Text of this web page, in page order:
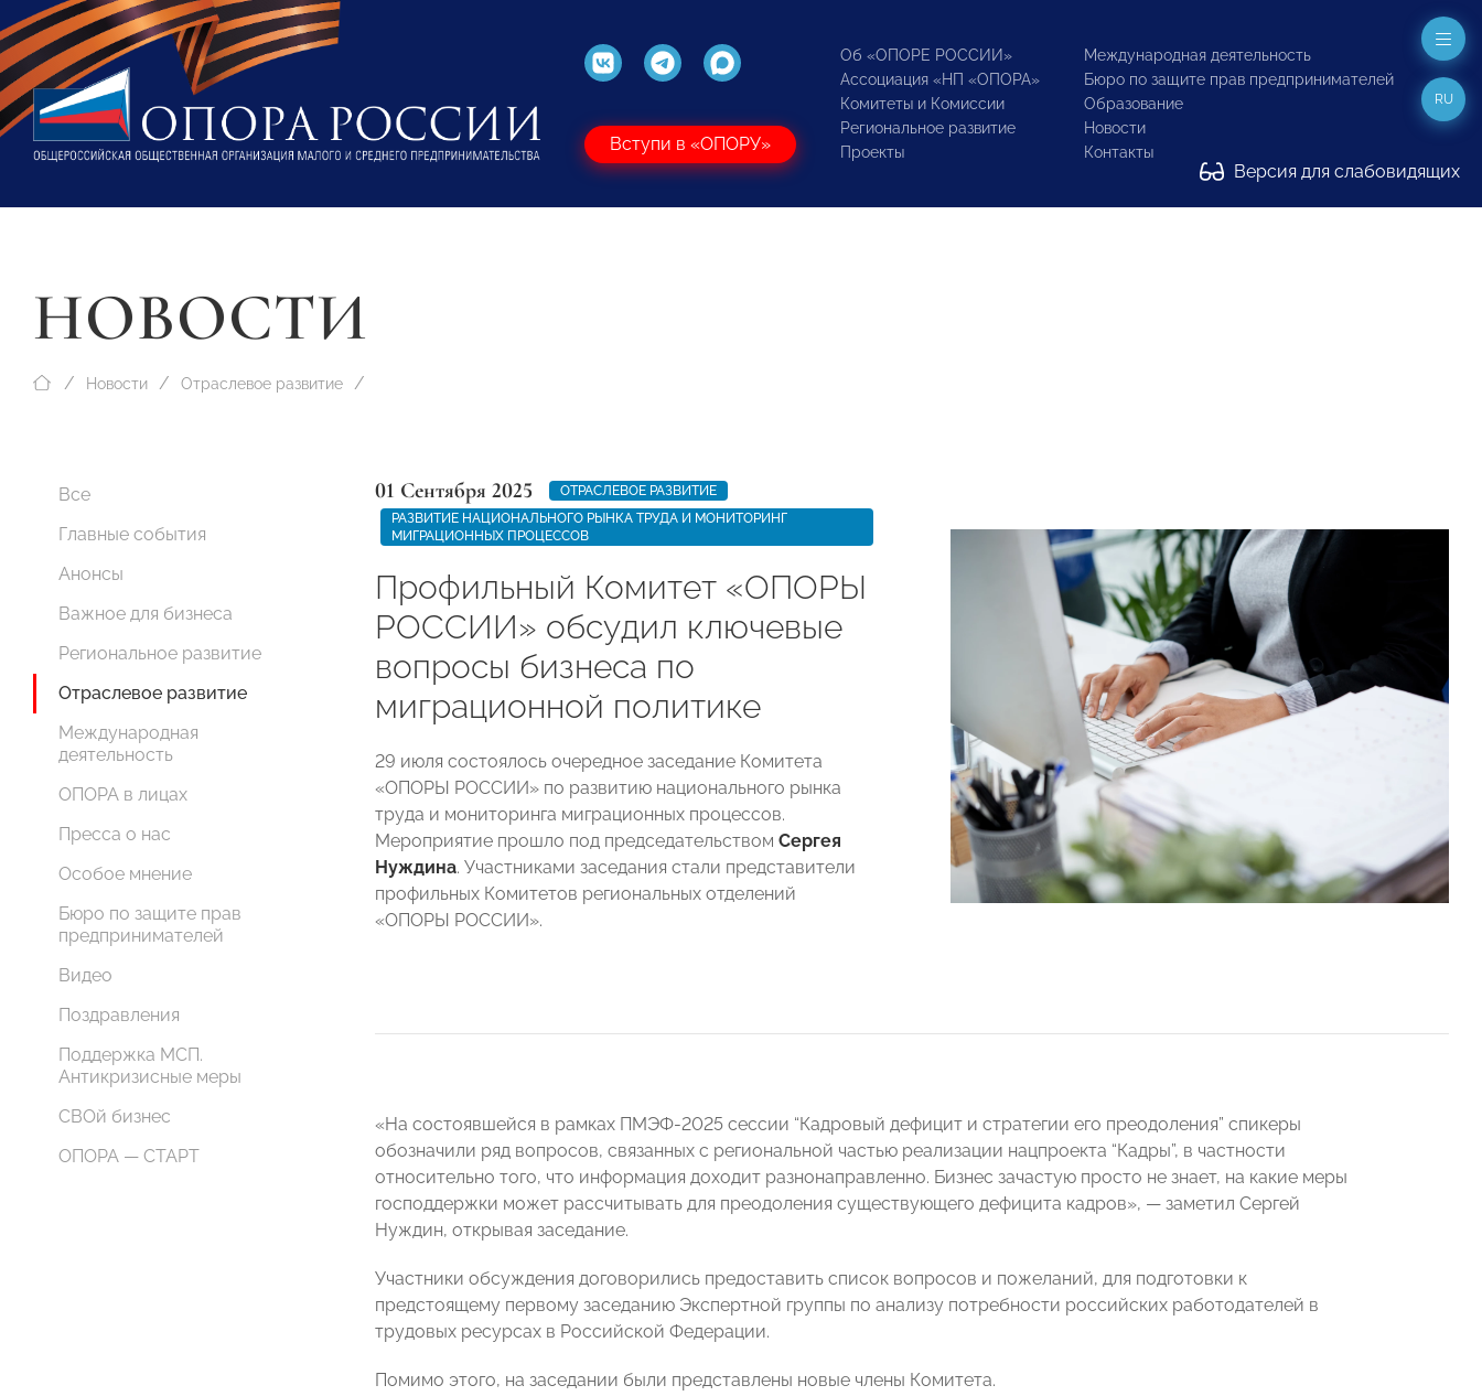
Вступи в «ОПОРУ»
Об «ОПОРЕ РОССИИ»
Ассоциация «НП «ОПОРА»
Комитеты и Комиссии
Региональное развитие
Проекты
Международная деятельность
Бюро по защите прав предпринимателей
Образование
Новости
Контакты
Версия для слабовидящих
RU
НОВОСТИ
Новости Отраслевое развитие
Все
Главные события
Анонсы
Важное для бизнеса
Региональное развитие
Отраслевое развитие
Международная
деятельность
ОПОРА в лицах
Пресса о нас
Особое мнение
Бюро по защите прав
предпринимателей
Видео
Поздравления
Поддержка МСП.
Антикризисные меры
СВОй бизнес
ОПОРА — СТАРТ
01 Сентября 2025
ОТРАСЛЕВОЕ РАЗВИТИЕ
РАЗВИТИЕ НАЦИОНАЛЬНОГО РЫНКА ТРУДА И МОНИТОРИНГ
МИГРАЦИОННЫХ ПРОЦЕССОВ
Профильный Комитет «ОПОРЫ
РОССИИ» обсудил ключевые
вопросы бизнеса по
миграционной политике
29 июля состоялось очередное заседание Комитета
«ОПОРЫ РОССИИ» по развитию национального рынка
труда и мониторинга миграционных процессов.
Мероприятие прошло под председательством Сергея
Нуждина. Участниками заседания стали представители
профильных Комитетов региональных отделений
«ОПОРЫ РОССИИ».
«На состоявшейся в рамках ПМЭФ-2025 сессии “Кадровый дефицит и стратегии его преодоления” спикеры
обозначили ряд вопросов, связанных с региональной частью реализации нацпроекта “Кадры”, в частности
относительно того, что информация доходит разнонаправленно. Бизнес зачастую просто не знает, на какие меры
господдержки может рассчитывать для преодоления существующего дефицита кадров», — заметил Сергей
Нуждин, открывая заседание.
Участники обсуждения договорились предоставить список вопросов и пожеланий, для подготовки к
предстоящему первому заседанию Экспертной группы по анализу потребности российских работодателей в
трудовых ресурсах в Российской Федерации.
Помимо этого, на заседании были представлены новые члены Комитета.